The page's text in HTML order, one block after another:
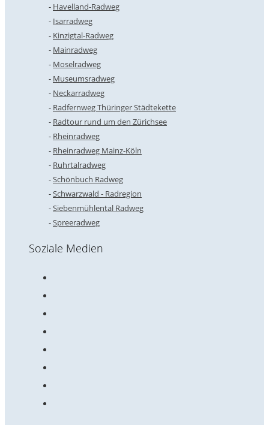
Havelland-Radweg
Isarradweg
Kinzigtal-Radweg
Mainradweg
Moselradweg
Museumsradweg
Neckarradweg
Radfernweg Thüringer Städtekette
Radtour rund um den Zürichsee
Rheinradweg
Rheinradweg Mainz-Köln
Ruhrtalradweg
Schönbuch Radweg
Schwarzwald - Radregion
Siebenmühlental Radweg
Spreeradweg
Soziale Medien